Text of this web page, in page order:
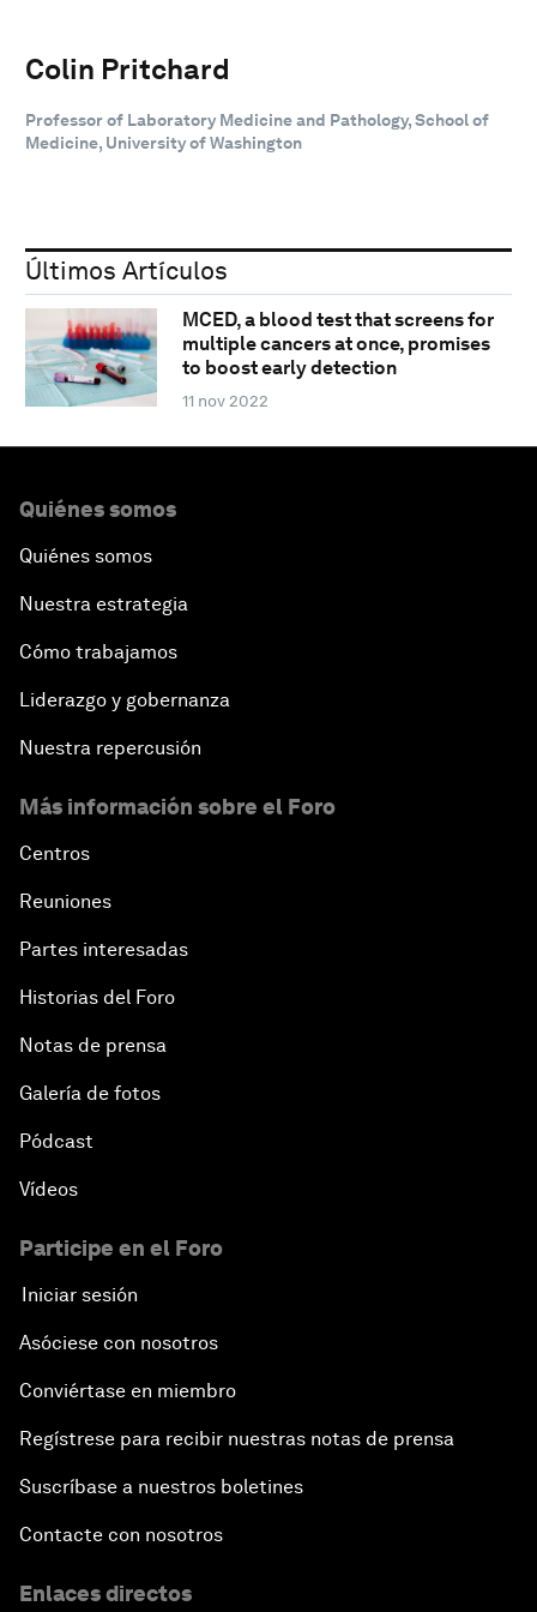
Colin Pritchard
Professor of Laboratory Medicine and Pathology, School of
Medicine, University of Washington
Últimos Artículos
MCED, a blood test that screens for
multiple cancers at once, promises
to boost early detection
11 nov 2022
Quiénes somos
Quiénes somos
Nuestra estrategia
Cómo trabajamos
Liderazgo y gobernanza
Nuestra repercusión
Más información sobre el Foro
Centros
Reuniones
Partes interesadas
Historias del Foro
Notas de prensa
Galería de fotos
Pódcast
Vídeos
Participe en el Foro
Iniciar sesión
Asóciese con nosotros
Conviértase en miembro
Regístrese para recibir nuestras notas de prensa
Suscríbase a nuestros boletines
Contacte con nosotros
Enlaces directos